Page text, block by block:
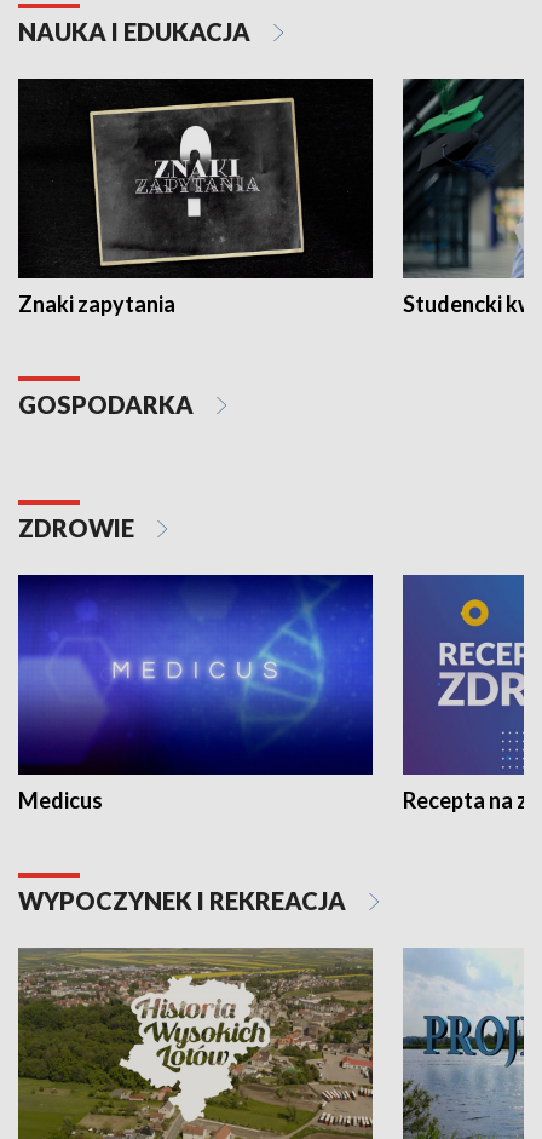
NAUKA I EDUKACJA
Znaki zapytania Studencki
GOSPODARKA
ZDROWIE
Medicus Recepta na
WYPOCZYNEK I REKREACJA